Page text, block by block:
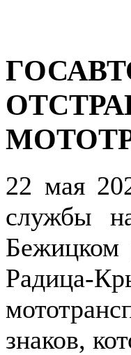
22 мая
службы
Бежицком
знаков,